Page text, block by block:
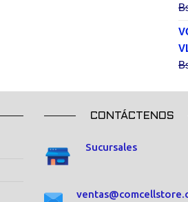
CONTÁCTENOS
Sucursales